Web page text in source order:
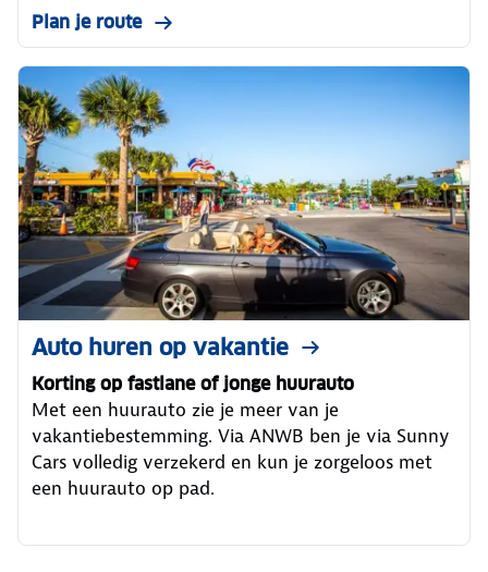
Plan je route
Auto huren op vakantie
Korting op fastlane of jonge huurauto
Met een huurauto zie je meer van je
vakantiebestemming. Via ANWB ben je via Sunny
Cars volledig verzekerd en kun je zorgeloos met
een huurauto op pad.